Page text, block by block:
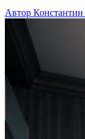
Автор Константин